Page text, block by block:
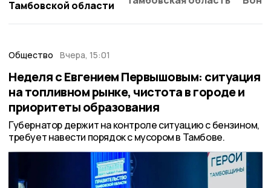
Тамбовской области
Общество Вчера, 15:01
Неделя с Евгением Первышовым: ситуация
на топливном рынке, чистота в городе и
приоритеты образования
Губернатор держит на контроле ситуацию с бензином,
требует навести порядок с мусором в Тамбове.